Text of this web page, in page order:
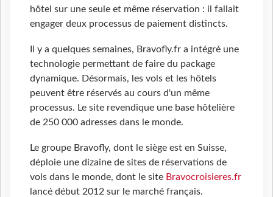
hôtel sur une seule et même réservation : il fallait
engager deux processus de paiement distincts.
Il y a quelques semaines, Bravofly.fr a intégré une
technologie permettant de faire du package
dynamique. Désormais, les vols et les hôtels
peuvent être réservés au cours d'un même
processus. Le site revendique une base hôtelière
de 250 000 adresses dans le monde.
Le groupe Bravofly, dont le siège est en Suisse,
déploie une dizaine de sites de réservations de
vols dans le monde, dont le site Bravocroisieres.fr
lancé début 2012 sur le marché français.